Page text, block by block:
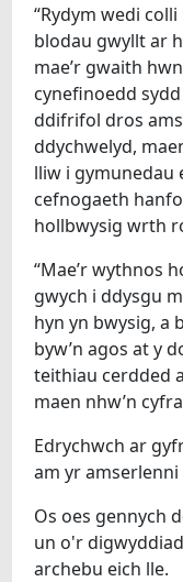
“Rydym wedi
blodau gwyllt ar
mae’r gwaith
cynefinoedd
ddifrifol dros
ddychwelyd,
lliw i gymunedau
cefnogaeth
hollbwysig wrth
“Mae’r wythnos
gwych i ddysgu
hyn yn bwysig, a
byw’n agos at y
teithiau cerdded
maen nhw’n
Edrychwch ar
am yr
Os oes gennych
un o'r
archebu eich lle.